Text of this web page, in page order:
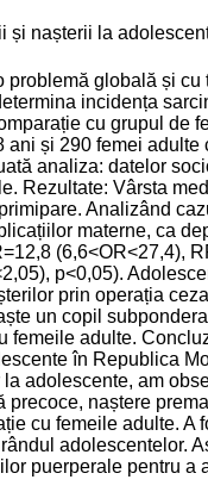
nașterii la
globală și cu
incidența
cu grupul de
și 290 femei adulte
analiza: datelor
Rezultate: Vârsta
Analizând
materne, ca
(6,6<OR<27,4),
p<0,05).
prin operația
un copil
femeile adulte.
în Republica
adolescente, am
naștere
cu femeile adulte. A
adolescentelor.
puerperale pentru a